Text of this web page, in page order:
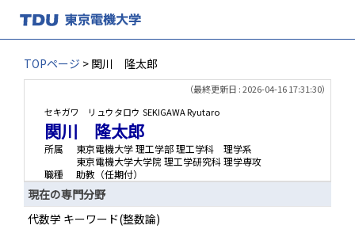
TOPページ > 関川 隆太郎
（最終更新日 : 2026-04-16 17:31:30）
セキガワ リュウタロウ SEKIGAWA Ryutaro
関川 隆太郎
所属
東京電機大学 理工学部 理工学科 理学系
東京電機大学大学院 理工学研究科 理学専攻
職種
助教（任期付）
現在の専門分野
代数学 キーワード(整数論)